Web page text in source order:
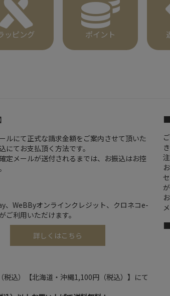
ッピング ポイント
ルにて正式な請求金額をご案内させて頂いた
にてお支払頂く方法です。
定メールが送付されるまでは、お振込はお控
、WeBByオンラインクレジット、クロネコe-
ご利用いただけます。
詳しくはこちら
税込）【北海道・沖縄1,100円（税込）】にて